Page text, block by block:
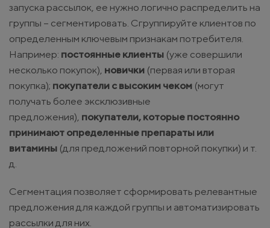
запуска рассылок, ее нужно логично распределить на
группы – сегментировать. Сгруппируйте клиентов по
определенным ключевым признакам потребителя.
Например: постоянные клиенты (уже совершили
несколько покупок), новички (первая или вторая
покупка); покупатели с высоким чеком (могут
получать более эксклюзивные
предложения), покупатели, которые постоянно
принимают определенные препараты или
витамины (для предложений повторной покупки) и т.
д.
Сегментация позволяет сформировать релевантные
предложения для каждой группы и автоматизировать
рассылки для них.